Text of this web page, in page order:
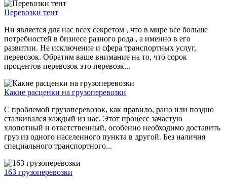
Перевозки тент
Ни является для нас всех секретом , что в мире все больше
потребностей в бизнесе разного рода , а именно в его
развитии. Не исключение и сфера транспортных услуг,
перевозок. Обратим ваше внимание на то, что сорок
процентов перевозок это перевозк...
Какие расценки на грузоперевозки
С проблемой грузоперевозок, как правило, рано или поздно
сталкивался каждый из нас. Этот процесс зачастую
хлопотный и ответственный, особенно необходимо доставить
груз из одного населенного пункта в другой. Без наличия
специального транспортного...
163 грузоперевозки